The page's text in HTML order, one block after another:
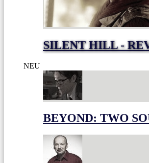
SILENT HILL -
NEU
BEYOND: TWO